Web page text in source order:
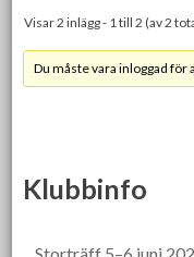
Visar 2 inlägg - 1 till 2 (av 2
Du måste vara inloggad för
Klubbinfo